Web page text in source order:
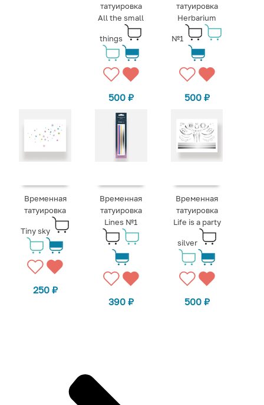
татуировка
All the small
things
500 ₽
татуировка
Herbarium
№1
500 ₽
Временная
татуировка
Tiny sky
250 ₽
Временная
татуировка
Lines №1
390 ₽
Временная
татуировка
Life is a party
silver
500 ₽